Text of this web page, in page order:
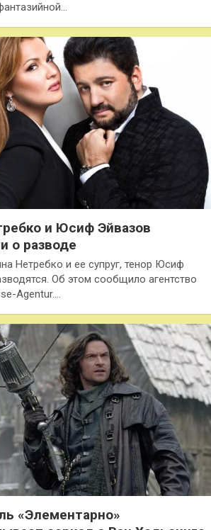
и Юсиф Эйвазов
о разводе
Нетребко и ее супруг, тенор Юсиф
Об этом сообщило агентство
Agentur.…
«Элементарно»